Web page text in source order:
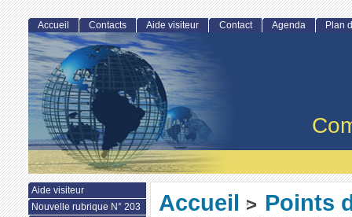
Accueil > Points
Accueil Contacts Aide visiteur Contact Agenda Plan
Aide visiteur
Nouvelle rubrique N° 203